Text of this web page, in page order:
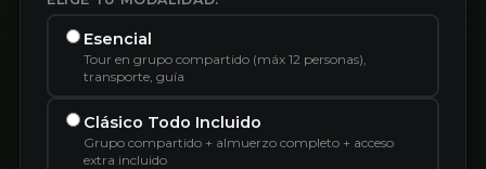
Esencial
Tour en grupo compartido (máx 12 personas),
transporte, guía
Clásico Todo Incluido
Grupo compartido + almuerzo completo + acceso
extra incluido